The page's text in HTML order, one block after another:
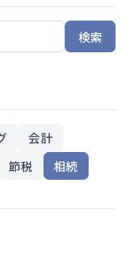
検索
会計
節税
相続